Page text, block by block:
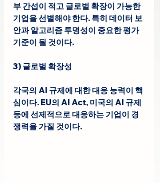
부 간섭이 적고 글로벌 확장이 가능한
기업을 선별해야 한다. 특히 데이터 보
안과 알고리즘 투명성이 중요한 평가
기준이 될 것이다.
3) 글로벌 확장성
각국의 AI 규제에 대한 대응 능력이 핵
심이다. EU의 AI Act, 미국의 AI 규제
등에 선제적으로 대응하는 기업이 경
쟁력을 가질 것이다.